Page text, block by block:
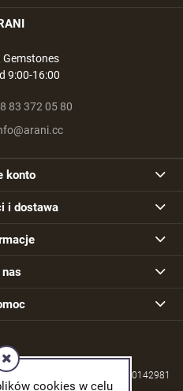
cookies w celu
Gemstones
9:00-16:00
83 372 05 80
konto
i dostawa
nas
5380004253 | REGON: 030142981